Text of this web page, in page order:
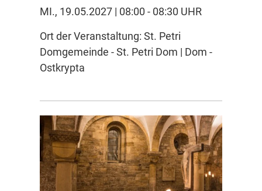
MI., 19.05.2027 | 08:00 - 08:30 UHR
Ort der Veranstaltung: St. Petri
Domgemeinde - St. Petri Dom | Dom -
Ostkrypta